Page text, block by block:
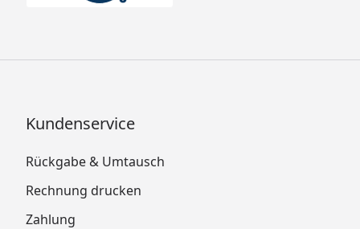
Kundenservice
Rückgabe & Umtausch
Rechnung drucken
Zahlung